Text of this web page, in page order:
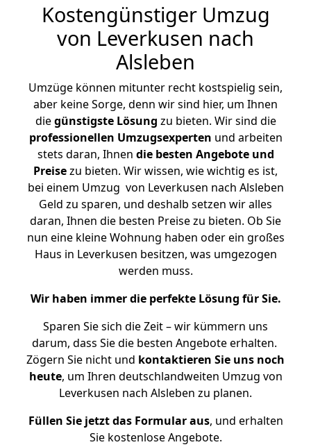
Kostengünstiger Umzug
von Leverkusen nach
Alsleben
Umzüge können mitunter recht kostspielig sein,
aber keine Sorge, denn wir sind hier, um Ihnen
diegünstigste Lösung zu bieten. Wir sind die
professionellen Umzugsexperten und arbeiten
stets daran, Ihnen die besten Angebote und
Preisezu bieten. Wir wissen, wie wichtig es ist,
bei einem Umzug von Leverkusen nach Alsleben
Geld zu sparen, und deshalb setzen wir alles
daran, Ihnen die besten Preise zu bieten. Ob Sie
nun eine kleine Wohnung haben oder ein großes
Haus in Leverkusen besitzen, was umgezogen
werden muss.
Wir haben immer die perfekte Lösung für Sie.
Sparen Sie sich die Zeit – wir kümmern uns
darum, dass Sie die besten Angebote erhalten.
Zögern Sie nicht und kontaktieren Sie uns noch
heute, um Ihren deutschlandweiten Umzug von
Leverkusen nach Alsleben zu planen.
Füllen Sie jetzt das Formular aus, und erhalten
Sie kostenlose Angebote.